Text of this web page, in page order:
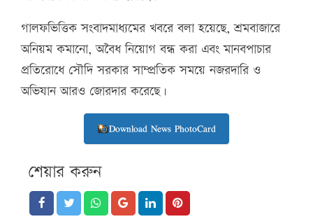
গালফভিত্তিক সংবাদমাধ্যমের খবরে বলা হয়েছে, শ্রমবাজারে
অনিয়ম কমানো, অবৈধ নিয়োগ বন্ধ করা এবং মানবপাচার
প্রতিরোধে সৌদি সরকার সাম্প্রতিক সময়ে নজরদারি ও
অভিযান আরও জোরদার করেছে।
Download News PhotoCard
শেয়ার করুন